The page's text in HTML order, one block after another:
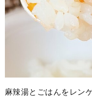
麻辣湯とごはんをレン